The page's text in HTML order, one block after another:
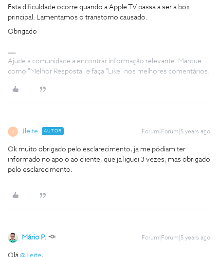
Esta dificuldade ocorre quando a Apple TV passa a ser a box
principal. Lamentamos o transtorno causado.
Obrigado
Ajude a comunidade a encontrar informação relevante. Marque
como "Melhor Resposta" e faça "Like" nos melhores comentários.
Jleite AUTOR Forum|Forum|5 years ago
Ok muito obrigado pelo esclarecimento, ja me pódiam ter
informado no apoio ao cliente, que já liguei 3 vezes, mas obrigado
pelo esclarecimento.
Mário P. Forum|Forum|5 years ago
Olá@Jleite,